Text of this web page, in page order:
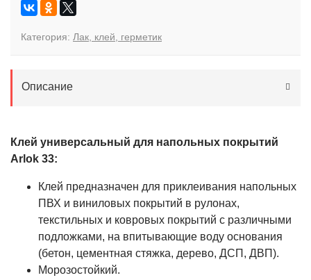
Категория: Лак, клей, герметик
Описание
Клей универсальный для напольных покрытий
Arlok 33:
Клей предназначен для приклеивания напольных
ПВХ и виниловых покрытий в рулонах,
текстильных и ковровых покрытий с различными
подложками, на впитывающие воду основания
(бетон, цементная стяжка, дерево, ДСП, ДВП).
Морозостойкий.